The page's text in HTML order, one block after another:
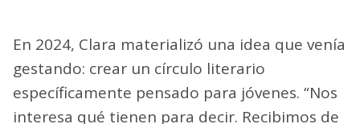
En 2024, Clara materializó una idea que venía
gestando: crear un círculo literario
específicamente pensado para jóvenes. “Nos
interesa qué tienen para decir. Recibimos de